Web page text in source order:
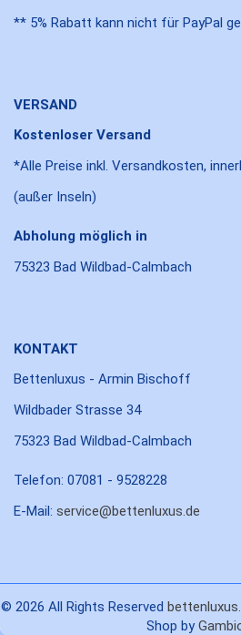
** 5% Rabatt kann nicht für PayPal
VERSAND
Kostenloser Versand
*Alle Preise inkl. Versandkosten,
(außer Inseln)
Abholung möglich in
75323 Bad Wildbad-Calmbach
KONTAKT
Bettenluxus - Armin Bischoff
Wildbader Strasse 34
75323 Bad Wildbad-Calmbach
Telefon: 07081 - 9528228
E-Mail: service@bettenluxus.de
© 2026 All Rights Reserved
Shop by